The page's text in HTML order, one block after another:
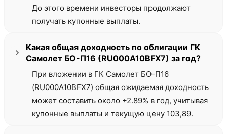
До этого времени инвесторы продолжают
получать купонные выплаты.
Какая общая доходность по облигации ГК
Самолет БО-П16 (RU000A10BFX7) за год?
При вложении в ГК Самолет БО-П16
(RU000A10BFX7) общая ожидаемая доходность
может составить около +2.89% в год, учитывая
купонные выплаты и текущую цену 103,89.